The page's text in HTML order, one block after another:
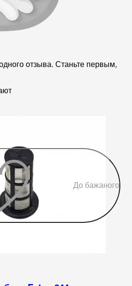
отзыва. Станьте первым,
До бажаного